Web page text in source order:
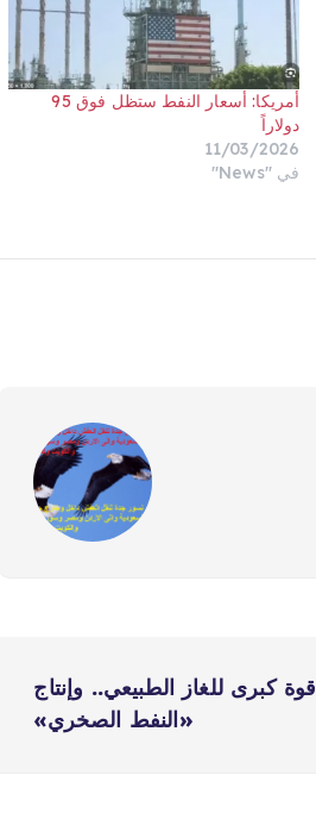
أمريكا: أسعار النفط ستظل فوق 95
دولاراً
11/03/2026
في "News"
كبرى للغاز الطبيعي.. وإنتاج
«النفط الصخري»